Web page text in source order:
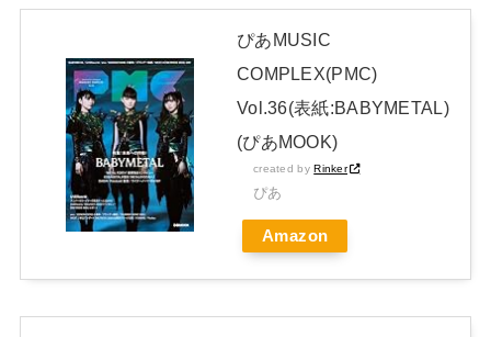
NEW!
日本独自企画・限定生産盤「METAL FORTH (DELUXE
JAPAN EDITION)」着弾
【BABYMETAL】METAL FORTH DELUXE JAPAN EDITION
開封レビュー!
ぴあMUSIC
COMPLEX(PMC)
Vol.36(表紙:BABYMETAL)
(ぴあMOOK)
created by Rinker
ぴあ
Amazon